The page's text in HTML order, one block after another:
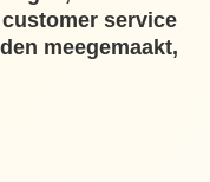
service
meegemaakt,